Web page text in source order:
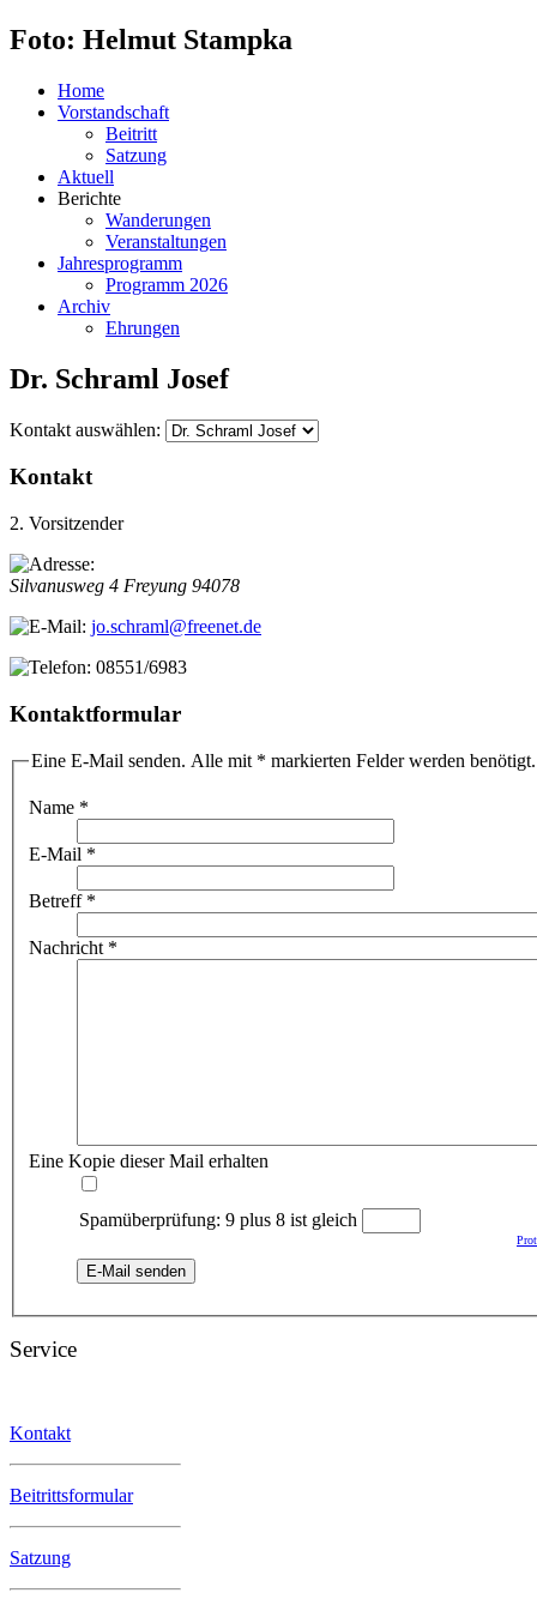
Foto: Helmut Stampka
Home
Vorstandschaft
Beitritt
Satzung
Aktuell
Berichte
Wanderungen
Veranstaltungen
Jahresprogramm
Programm 2026
Archiv
Ehrungen
Dr. Schraml Josef
Kontakt auswählen:
Kontakt
2. Vorsitzender
Silvanusweg 4 Freyung 94078
jo.schraml@freenet.de
08551/6983
Kontaktformular
Eine E-Mail senden. Alle mit * markierten Felder werden benötigt.
Name *
E-Mail *
Betreff*
Nachricht *
Eine Kopie dieser Mail erhalten
Spamüberprüfung: 9 plus 8 ist gleich
E-Mail senden
Service
Kontakt
Beitrittsformular
Satzung